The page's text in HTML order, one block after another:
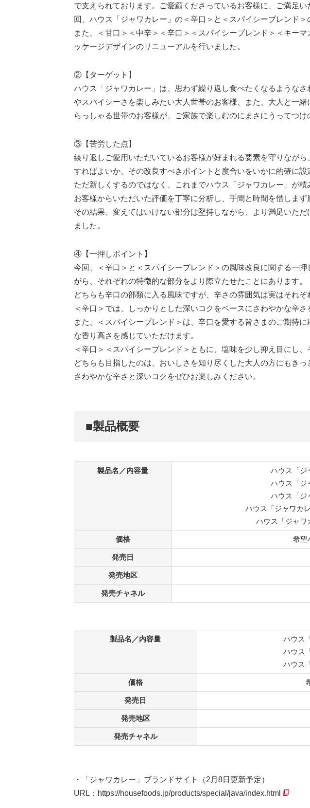
で支えられております。ご愛顧くださっているお客様に、ご満足
回、ハウス「ジャワカレー」の＜辛口＞と＜スパイシーブレンド＞
また、＜甘口＞＜中辛＞＜辛口＞＜スパイシーブレンド＞＜キー
ッケージデザインのリニューアルを行いました。
②【ターゲット】
ハウス「ジャワカレー」は、思わず繰り返し食べたくなるような
やスパイシーさを楽しみたい大人世帯のお客様、また、大人と一
らっしゃる世帯のお客様が、ご家族で楽しむのにまさにうってつけ
③【苦労した点】
繰り返しご愛用いただいているお客様が好まれる要素を守りなが
すればよいか、その改良すべきポイントと度合いをいかに的確に設
ただ新しくするのではなく、これまでハウス「ジャワカレー」が
お客様からいただいた評価を丁寧に分析し、手間と時間を惜しまず
その結果、変えてはいけない部分は堅持しながら、より満足いた
ました。
④【一押しポイント】
今回、＜辛口＞と＜スパイシーブレンド＞の風味改良に関する一
がら、それぞれの特徴的な部分をより際立たせたことにあります。
どちらも辛口の部類に入る風味ですが、辛さの雰囲気は実はそれぞ
＜辛口＞では、しっかりとした深いコクをベースにさわやかな辛さ
また、＜スパイシーブレンド＞は、辛口を愛する皆さまのご期待
な香り高さを感じていただけます。
＜辛口＞＜スパイシーブレンド＞ともに、塩味を少し抑え目にし
どちらも目指したのは、おいしさを知り尽くした大人の方にもきっ
さわやかな辛さと深いコクをぜひお楽しみください。
■製品概要
製品名／内容量
ハウス「ジ
ハウス「ジ
ハウス「ジ
ハウス「ジャワカ
ハウス「ジャワ
価格 希望
発売日
発売地区
発売チャネル
製品名／内容量
ハウス
ハウス
ハウス
価格
発売日
発売地区
発売チャネル
・「ジャワカレー」ブランドサイト（2月8日更新予定）
URL： https://housefoods.jp/products/special/java/index.html